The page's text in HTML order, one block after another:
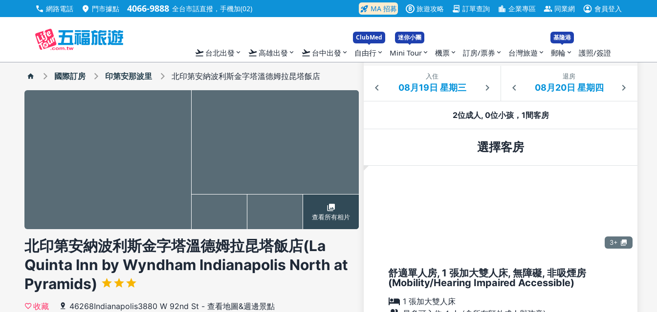
call 網路電話 location_on 門市據點 4066-9888 全台市話直撥，手機加(02) rocket_launch MA 招募 B 旅遊攻略 contract 訂單查詢 location_city 企業專區 group 同業網 account_circle 會員登入
flight_takeoff 台北出發 expand_more flight_takeoff高雄出發 expand_more flight_takeoff 台中出發 expand_more
ClubMed
自由行 expand_more
迷你小團
Mini Tour expand_more 機票 expand_more 訂房/票券 expand_more 台灣旅遊 expand_more
基隆港
郵輪 expand_more 護照/簽證
國際訂房 印第安那波里 北印第安納波利斯金字塔溫德姆拉昆塔飯店
查看所有相片
北印第安納波利斯金字塔溫德姆拉昆塔飯店(La
Quinta Inn by Wyndham Indianapolis North at
Pyramids)
收藏 46268Indianapolis3880 W 92nd St - 查看地圖&週邊景點
入住 退房
2位成人, 0位小孩，1間客房
選擇客房
3+
舒適單人房, 1 張加大雙人床, 無障礙, 非吸煙房
(Mobility/Hearing Impaired Accessible)
1 張加大雙人床